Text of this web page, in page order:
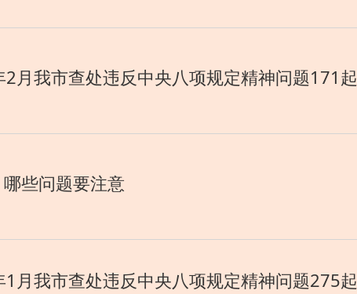
月我市查处违反中央八项规定精神问题171起
些问题要注意
月我市查处违反中央八项规定精神问题275起